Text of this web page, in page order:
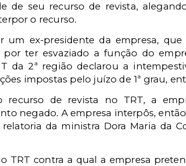
de seu recurso de revista,
o recurso.
um ex-presidente da empresa,
ter esvaziado a função do
da 2ª região declarou a
impostas pelo juízo de 1ª grau,
recurso de revista no TRT, a
negado. A empresa interpôs,
da ministra Dora Maria da
TRT contra a qual a empresa